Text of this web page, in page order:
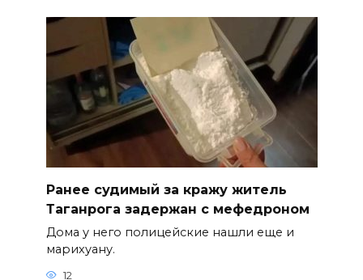
Ранее судимый за кражу житель
Таганрога задержан с мефедроном
Дома у него полицейские нашли еще и
марихуану.
12